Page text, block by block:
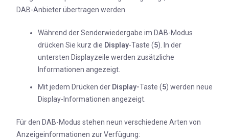
DAB-Anbieter übertragen werden.
Während der Senderwiedergabe im DAB-Modus
drücken Sie kurz die Display-Taste (5). In der
untersten Displayzeile werden zusätzliche
Informationen angezeigt.
Mit jedem Drücken der Display-Taste (5) werden neue
Display-Informationen angezeigt.
Für den DAB-Modus stehen neun verschiedene Arten von
Anzeigeinformationen zur Verfügung: